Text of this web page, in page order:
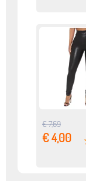
€ 7,69
€ 4,00